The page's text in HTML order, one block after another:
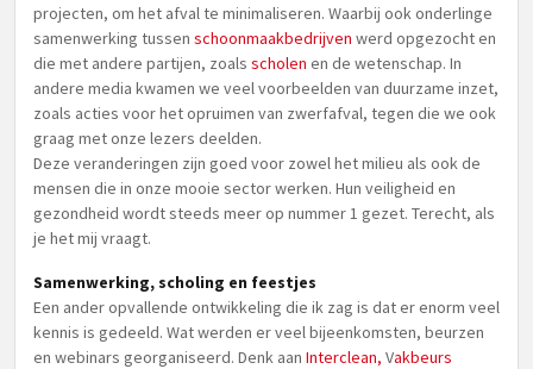
projecten, om het afval te minimaliseren. Waarbij ook onderlinge
samenwerking tussen schoonmaakbedrijven werd opgezocht en
die met andere partijen, zoals scholen en de wetenschap. In
andere media kwamen we veel voorbeelden van duurzame inzet,
zoals acties voor het opruimen van zwerfafval, tegen die we ook
graag met onze lezers deelden.
Deze veranderingen zijn goed voor zowel het milieu als ook de
mensen die in onze mooie sector werken. Hun veiligheid en
gezondheid wordt steeds meer op nummer 1 gezet. Terecht, als
je het mij vraagt.
Samenwerking, scholing en feestjes
Een ander opvallende ontwikkeling die ik zag is dat er enorm veel
kennis is gedeeld. Wat werden er veel bijeenkomsten, beurzen
en webinars georganiseerd. Denk aan Interclean, Vakbeurs